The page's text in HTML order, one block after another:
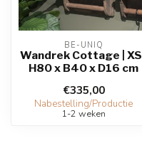
BE-UNIQ
Wandrek Cottage | XS |
H80 x B40 x D16 cm
€335,00
Nabestelling/Productie
1-2 weken